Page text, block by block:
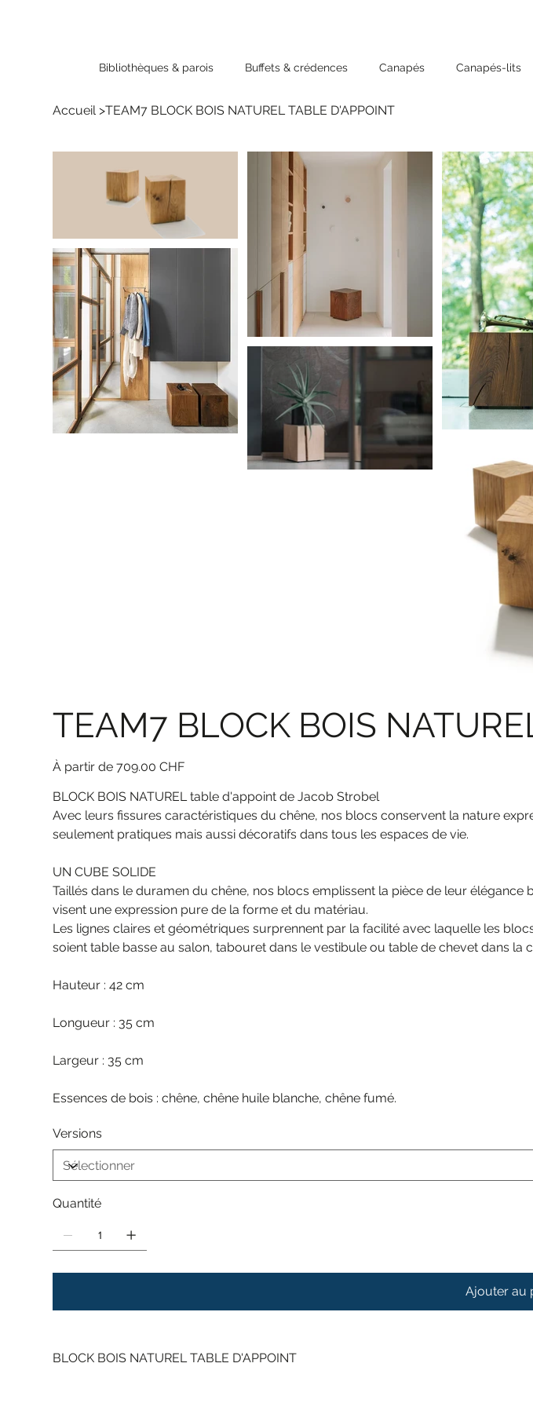
Bibliothèques & parois Buffets & crédences Canapés Canapés-lits
Accueil >TEAM7 BLOCK BOIS NATUREL TABLE D'APPOINT
TEAM7 BLOCK BOIS
À partir de 709.00 CHF
BLOCK BOIS NATUREL table d'appoint de Jacob Strobel
Avec leurs fissures caractéristiques du chêne, nos blocs conservent la nature
seulement pratiques mais aussi décoratifs dans tous les espaces de vie.
UN CUBE SOLIDE
Taillés dans le duramen du chêne, nos blocs emplissent la pièce de leur
visent une expression pure de la forme et du matériau.
Les lignes claires et géométriques surprennent par la facilité avec laquelle les
soient table basse au salon, tabouret dans le vestibule ou table de chevet dans la
Hauteur : 42 cm
Longueur : 35 cm
Largeur : 35 cm
Essences de bois : chêne, chêne huile blanche, chêne fumé.
Versions
Quantité
Ajouter au
BLOCK BOIS NATUREL TABLE D'APPOINT